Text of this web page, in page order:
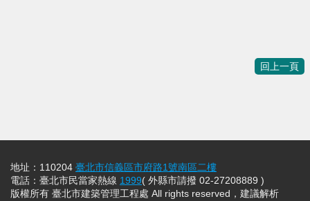
回上一頁
地址：110204 臺北市信義區市府路1號南區二樓
電話：臺北市民當家熱線 1999( 外縣市請撥 02-27208889 )
版權所有 臺北市建築管理工程處 All rights reserved，建議解析